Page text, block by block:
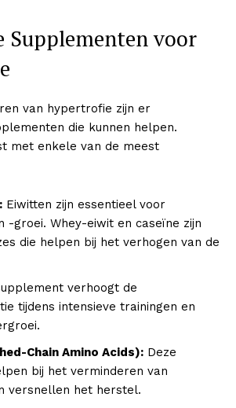
Supplementen voor
van hypertrofie zijn er
die kunnen helpen.
met enkele van de meest
Eiwitten zijn essentieel voor
-groei. Whey-eiwit en caseïne zijn
die helpen bij het verhogen van de
verhoogt de
tijdens intensieve trainingen en
Chain Amino Acids): Deze
bij het verminderen van
versnellen het herstel.